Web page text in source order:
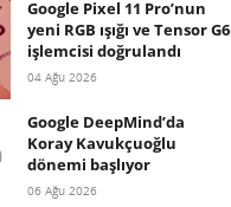
Google Pixel 11 Pro’nun
yeni RGB ışığı ve Tensor G6
işlemcisi doğrulandı
04 Ağu 2026
Google DeepMind’da
Koray Kavukçuoğlu
dönemi başlıyor
06 Ağu 2026